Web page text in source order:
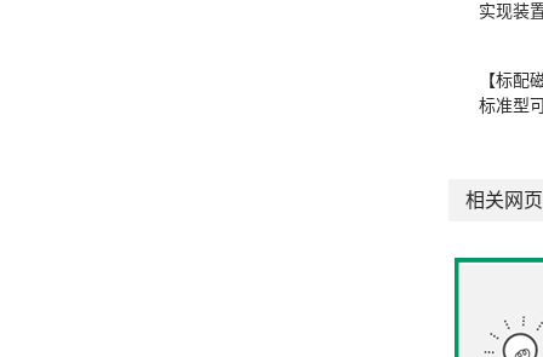
实现装
【标配
标准型
相关网页